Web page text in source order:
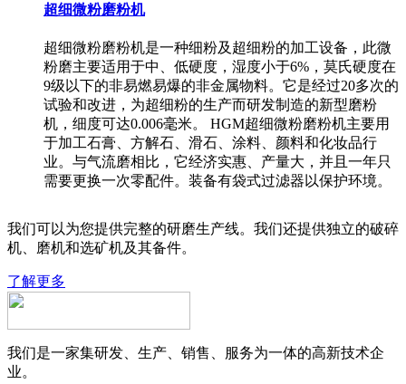
超细微粉磨粉机
超细微粉磨粉机是一种细粉及超细粉的加工设备，此微
粉磨主要适用于中、低硬度，湿度小于6%，莫氏硬度在
9级以下的非易燃易爆的非金属物料。它是经过20多次的
试验和改进，为超细粉的生产而研发制造的新型磨粉
机，细度可达0.006毫米。 HGM超细微粉磨粉机主要用
于加工石膏、方解石、滑石、涂料、颜料和化妆品行
业。与气流磨相比，它经济实惠、产量大，并且一年只
需要更换一次零配件。装备有袋式过滤器以保护环境。
我们可以为您提供完整的研磨生产线。我们还提供独立的破碎
机、磨机和选矿机及其备件。
了解更多
我们是一家集研发、生产、销售、服务为一体的高新技术企
业。